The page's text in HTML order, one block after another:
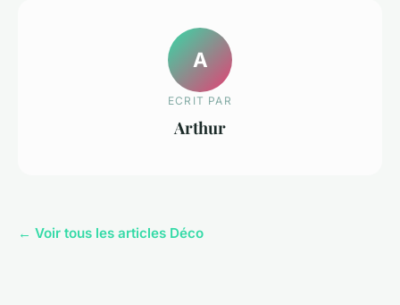
A
ECRIT PAR
Arthur
← Voir tous les articles Déco